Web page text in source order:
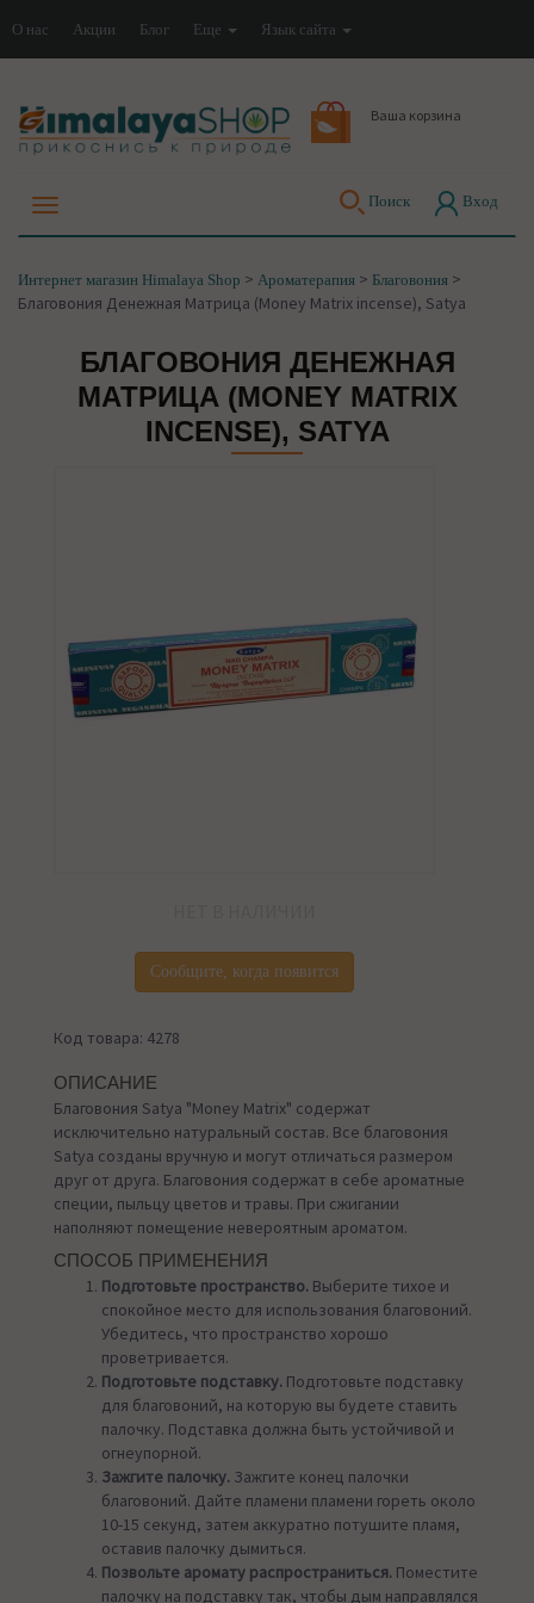
О нас Акции Блог Еще Язык сайта
Ваша корзина
Поиск Вход
Интернет магазин Himalaya Shop > Ароматерапия > Благовония >
Благовония Денежная Матрица (Money Matrix incense), Satya
БЛАГОВОНИЯ ДЕНЕЖНАЯ
МАТРИЦА (MONEY MATRIX
INCENSE), SATYA
Сообщите, когда появится
Код товара: 4278
ОПИСАНИЕ
Благовония Satya "Money Matrix" содержат
исключительно натуральный состав. Все благовония
Satya созданы вручную и могут отличаться размером
друг от друга. Благовония содержат в себе ароматные
специи, пыльцу цветов и травы. При сжигании
наполняют помещение невероятным ароматом.
СПОСОБ ПРИМЕНЕНИЯ
Подготовьте пространство. Выберите тихое и
спокойное место для использования благовоний.
Убедитесь, что пространство хорошо
проветривается.
Подготовьте подставку. Подготовьте подставку
для благовоний, на которую вы будете ставить
палочку. Подставка должна быть устойчивой и
огнеупорной.
Зажгите палочку. Зажгите конец палочки
благовоний. Дайте пламени пламени гореть около
10-15 секунд, затем аккуратно потушите пламя,
оставив палочку дымиться.
Позвольте аромату распространиться. Поместите
палочку на подставку так, чтобы дым направлялся